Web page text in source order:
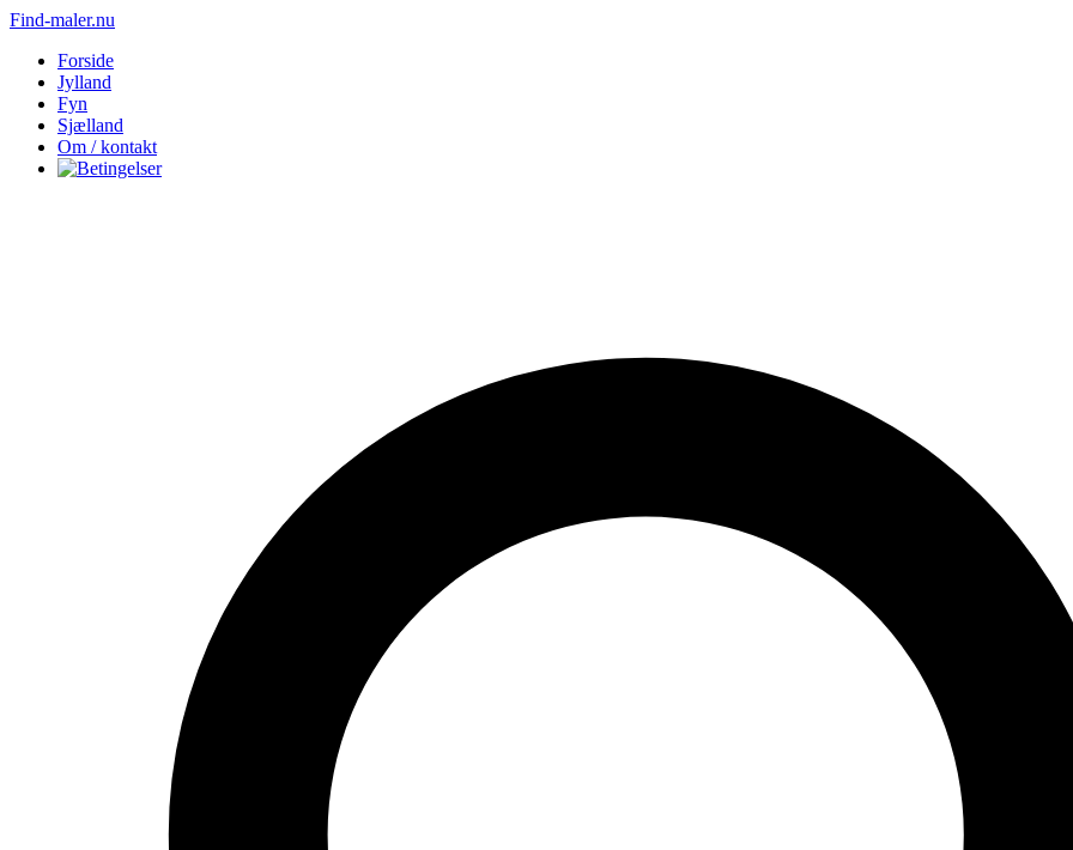
Find-maler.nu
Forside
Jylland
Fyn
Sjælland
Om / kontakt